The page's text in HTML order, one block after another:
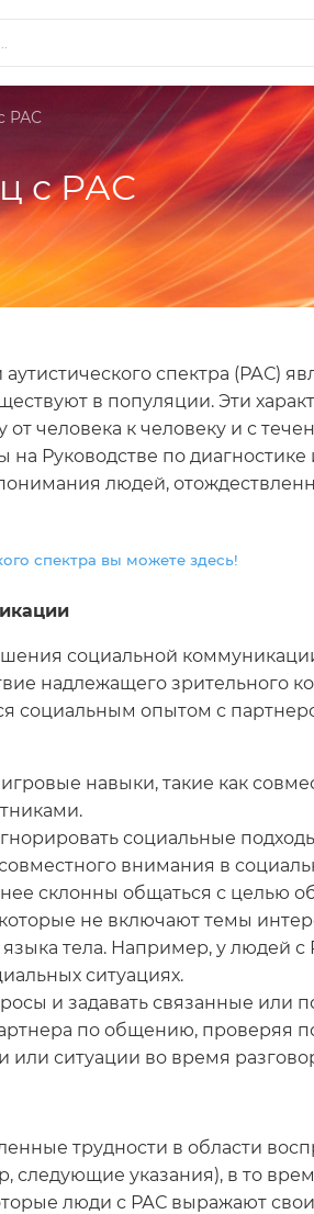
с РАС
РАС
спектра (РАС)
в популяции. Эти
человека к человеку и с
Руководстве по
людей,
спектра вы можете здесь!
социальной
надлежащего зрительного
социальным опытом с
навыки, такие как
социальные
внимания в
склонны общаться с целью
не включают темы
тела. Например, у людей
ситуациях.
и задавать связанные
по общению, проверяя
или ситуации во время
трудности в области
следующие указания), в то
люди с РАС выражают